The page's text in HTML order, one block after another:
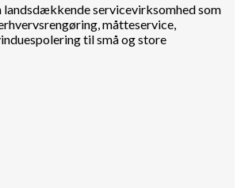
landsdækkende servicevirksomhed som
måtteservice,
til små og store